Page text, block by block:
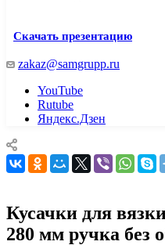
Скачать презентацию
zakaz@samgrupp.ru
YouTube
Rutube
Яндекс.Дзен
Кусачки для
280 мм ручка без